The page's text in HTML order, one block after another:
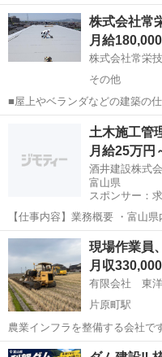
工事施工管理 ＊---------------------＊ 公共工事を中心に、 測量～工事に係
わる期間の施工管理、費用...
富山 南砺市 施工管理
株式会社常
月給
株式会社常栄
その他
■屋上やベランダなどの建築の仕上げ
住宅などの防水をしています。
代が活躍中です！ 現場で先輩のアシスタントとして仕事を覚え､少し
ずつ仕事の幅を広げてく...
鳶職
土木施工管
月給25万円
酒井建設株式
富山県
スポンサー：
【仕事内容】業務概要 ・富山
公共施設、上下水道施設、工場
事における施工管理業務全般を
川の構造物、道路、北陸新幹線
正社員
現場作業員
月収
有限会社 東
片原町駅
農業インフラを整備する会社で
ライン敷設等を主にしています
富山 高岡市 片原町駅